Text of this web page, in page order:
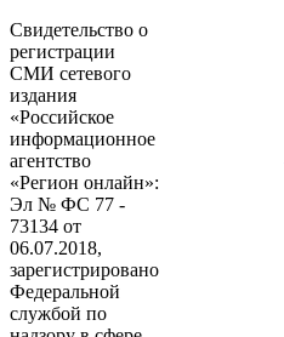
Свидетельство о
регистрации
СМИ сетевого
издания
«Российское
информационное
агентство
«Регион онлайн»:
Эл № ФС 77 -
73134 от
06.07.2018,
зарегистрировано
Федеральной
службой по